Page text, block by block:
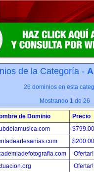
de la Categoría -
26 dominios en esta
Mostrando 1 de 26
de Dominio
Precio